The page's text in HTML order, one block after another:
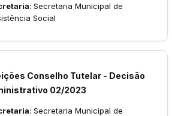
: Secretaria Municipal de
Social
Conselho Tutelar - Decisão
02/2023
: Secretaria Municipal de